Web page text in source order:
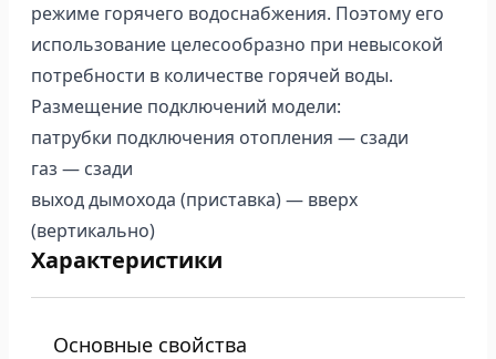
режиме горячего водоснабжения. Поэтому его
использование целесообразно при невысокой
потребности в количестве горячей воды.
Размещение подключений модели:
патрубки подключения отопления — сзади
газ — сзади
выход дымохода (приставка) — вверх
(вертикально)
Характеристики
Основные свойства